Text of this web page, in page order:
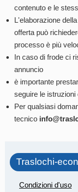
contenuto e le
L'elaborazione
offerta può
processo è più
In caso di frode ci
annuncio
è importante
seguire le
Per qualsiasi
tecnico
Traslochi-
Condizioni d'uso